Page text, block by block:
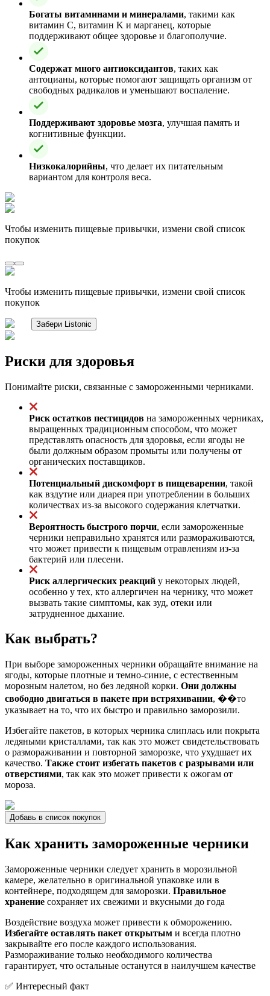
Богаты витаминами и минералами, такими как
витамин C, витамин K и марганец, которые
поддерживают общее здоровье и благополучие.
Содержат много антиоксидантов, таких как
антоцианы, которые помогают защищать организм от
свободных радикалов и уменьшают воспаление.
Поддерживают здоровье мозга, улучшая память и
когнитивные функции.
Низкокалорийны, что делает их питательным
вариантом для контроля веса.
Чтобы изменить пищевые привычки, измени свой список
покупок
Чтобы изменить пищевые привычки, измени свой список
покупок
Забери Listonic
Риски для здоровья
Понимайте риски, связанные с замороженными черниками.
Риск остатков пестицидов на замороженных черниках,
выращенных традиционным способом, что может
представлять опасность для здоровья, если ягоды не
были должным образом промыты или получены от
органических поставщиков.
Потенциальный дискомфорт в пищеварении, такой
как вздутие или диарея при употреблении в больших
количествах из-за высокого содержания клетчатки.
Вероятность быстрого порчи, если замороженные
черники неправильно хранятся или размораживаются,
что может привести к пищевым отравлениям из-за
бактерий или плесени.
Риск аллергических реакций у некоторых людей,
особенно у тех, кто аллергичен на чернику, что может
вызвать такие симптомы, как зуд, отеки или
затрудненное дыхание.
Как выбрать?
При выборе замороженных черники обращайте внимание на
ягоды, которые плотные и темно-синие, с естественным
морозным налетом, но без ледяной корки. Они должны
свободно двигаться в пакете при встряхивании, ��то
указывает на то, что их быстро и правильно заморозили.
Избегайте пакетов, в которых черника слиплась или покрыта
ледяными кристаллами, так как это может свидетельствовать
о размораживании и повторной заморозке, что ухудшает их
качество. Также стоит избегать пакетов с разрывами или
отверстиями, так как это может привести к ожогам от
мороза.
Добавь в список покупок
Как хранить замороженные черники
Замороженные черники следует хранить в морозильной
камере, желательно в оригинальной упаковке или в
контейнере, подходящем для заморозки. Правильное
хранение сохраняет их свежими и вкусными до года
Воздействие воздуха может привести к обморожению.
Избегайте оставлять пакет открытым и всегда плотно
закрывайте его после каждого использования.
Размораживание только необходимого количества
гарантирует, что остальные останутся в наилучшем качестве
✅ Интересный факт